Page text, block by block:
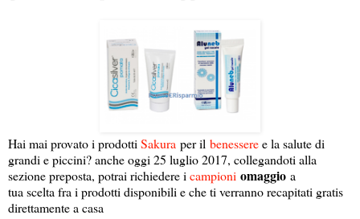
Hai mai provato i prodotti Sakura per il benesseree la salute di
grandi e piccini? anche oggi 25 luglio 2017, collegandoti alla
sezione preposta, potrai richiedere i campioni omaggio a
tua scelta fra i prodotti disponibili e che ti verranno recapitati gratis
direttamente a casa